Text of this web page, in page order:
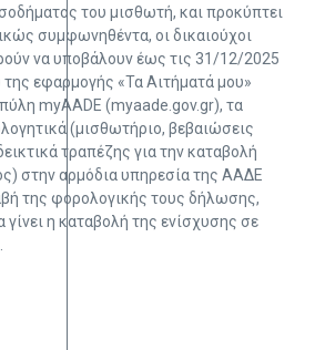
του μισθωτή, και προκύπτει
συμφωνηθέντα, οι δικαιούχοι
να υποβάλουν έως τις 31/12/2025
εφαρμογής «Τα Αιτήματά μου»
myAADE (myaade.gov.gr), τα
(μισθωτήριο, βεβαιώσεις
τραπέζης για την καταβολή
στην αρμόδια υπηρεσία της ΑΑΔΕ
της φορολογικής τους δήλωσης,
γίνει η καταβολή της ενίσχυσης σε